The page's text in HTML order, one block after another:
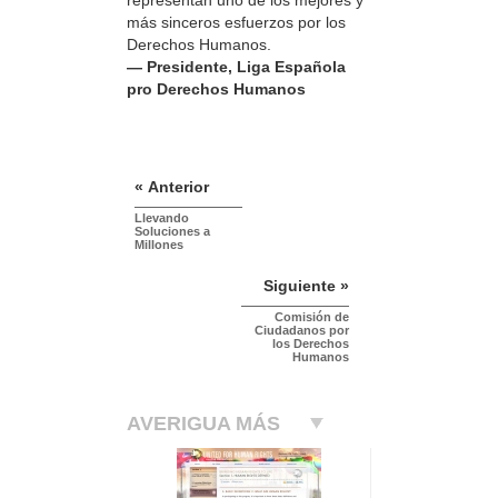
más sinceros esfuerzos por los
Derechos Humanos.
— Presidente, Liga Española
pro Derechos Humanos
« Anterior
Llevando
Soluciones a
Millones
Siguiente »
Comisión de
Ciudadanos por
los Derechos
Humanos
AVERIGUA MÁS